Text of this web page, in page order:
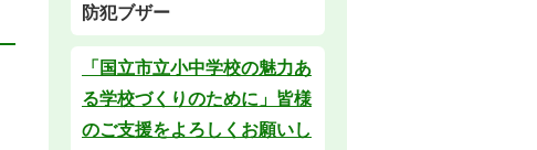
防犯ブザー
「国立市立小中学校の魅力あ
る学校づくりのために」皆様
のご支援をよろしくお願いし